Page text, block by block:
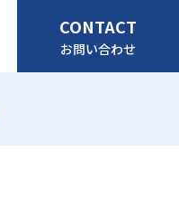
CONTACT
お問い合わせ